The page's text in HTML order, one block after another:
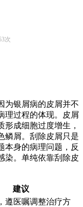
次
为银屑病的皮屑并不
理过程的体现。皮屑
成细胞过度增生，
鳞屑。刮除皮屑只是
本身的病理问题，反
染。单纯依靠刮除皮
建议
遵医嘱调整治疗方